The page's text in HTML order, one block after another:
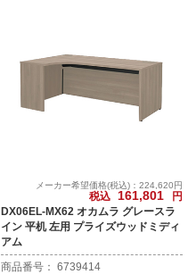
メーカー希望価格(税込)：224,620円
税込 161,801
円
DX06EL-MX62 オカムラ グレースラ
イン 平机 左用 プライズウッドミディ
アム
商品番号： 6739414